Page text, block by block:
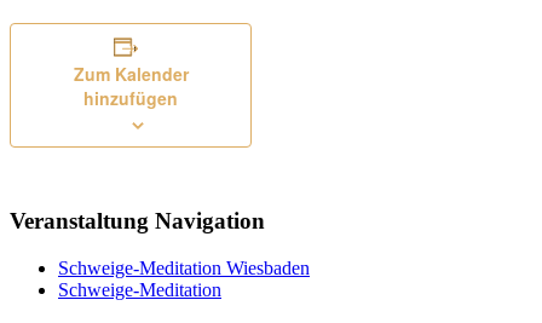
Zum Kalender
hinzufügen
Veranstaltung Navigation
Schweige-Meditation Wiesbaden
Schweige-Meditation